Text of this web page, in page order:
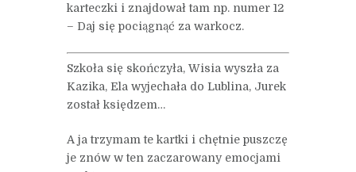
karteczki i znajdował tam np. numer 12
– Daj się pociągnąć za warkocz.
Szkoła się skończyła, Wisia wyszła za
Kazika, Ela wyjechała do Lublina, Jurek
został księdzem…
A ja trzymam te kartki i chętnie puszczę
je znów w ten zaczarowany emocjami